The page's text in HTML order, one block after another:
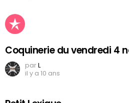
Coquinerie du vendredi 4
parL
il y a 10 ans